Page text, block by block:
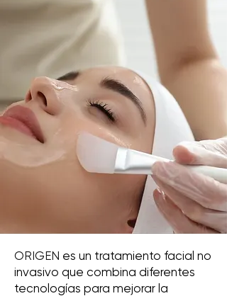
ORIGEN es un tratamiento facial no
invasivo que combina diferentes
tecnologías para mejorar la